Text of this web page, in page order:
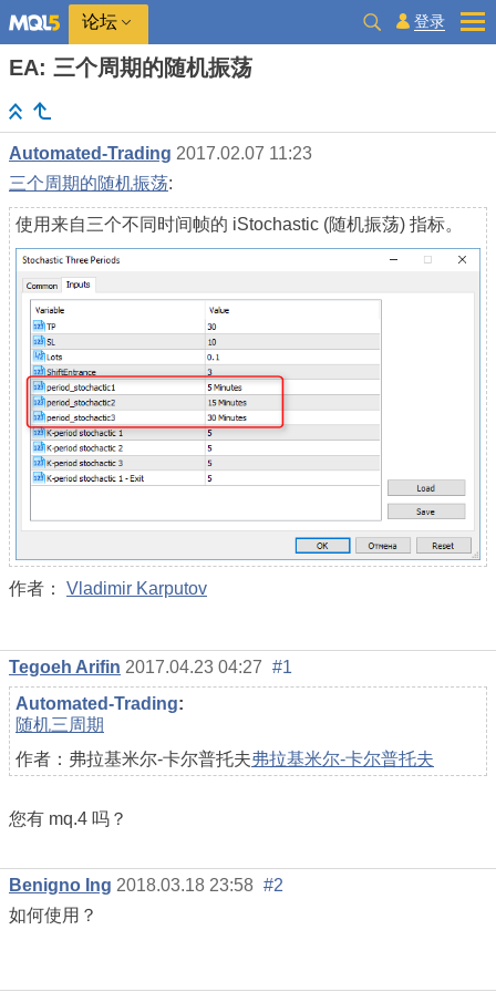
论坛 登录
EA: 三个周期的随机振荡
Automated-Trading 2017.02.07 11:23
三个周期的随机振荡:
使用来自三个不同时间帧的 iStochastic (随机振荡) 指标。
作者： Vladimir Karputov
Tegoeh Arifin 2017.04.23 04:27 #1
Automated-Trading:
随机三周期
作者：弗拉基米尔-卡尔普托夫弗拉基米尔-卡尔普托夫
您有 mq.4 吗？
Benigno Ing 2018.03.18 23:58 #2
如何使用？